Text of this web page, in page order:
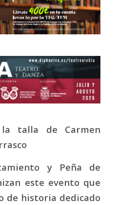
talla de Carmen
y Peña de
este evento que
de historia dedicado